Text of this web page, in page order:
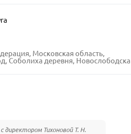
Московская область,
деревня, Новослободская улица, 15
директором Тихоновой Т. Н.